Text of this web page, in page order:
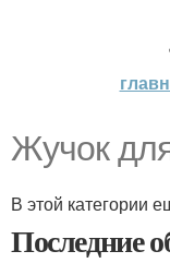
Жучок
В этой категории
Последние